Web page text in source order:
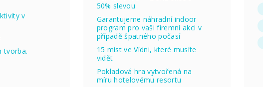
v
tvorba.
50% slevou
Garantujeme náhradní indoor
program pro vaši firemní akci v
případě špatného počasí
15 míst ve Vídni, které musíte
vidět
Pokladová hra vytvořená na
míru hotelovému resortu